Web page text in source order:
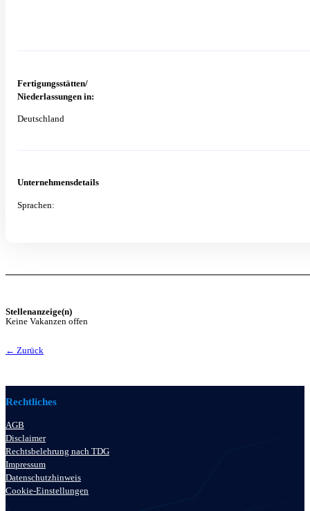
Fertigungsstätten/
Niederlassungen in:
Deutschland
Unternehmensdetails
Sprachen:
Stellenanzeige(n)
Keine Vakanzen offen
← Zurück
Rechtliches
AGB
Disclaimer
Rechtsbelehrung nach TDG
Impressum
Datenschutzhinweis
Cookie-Einstellungen